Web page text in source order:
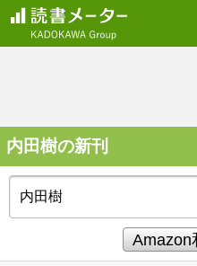
内田樹の新刊